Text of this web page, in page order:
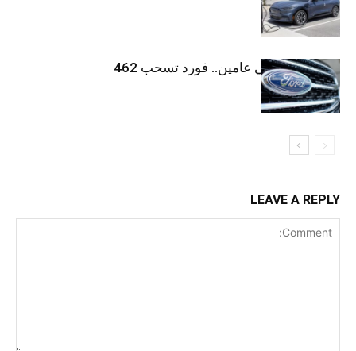
التضخم
للمرة الثالثة في عامين.. فورد تسحب 462
ألف سيارة
LEAVE A REPLY